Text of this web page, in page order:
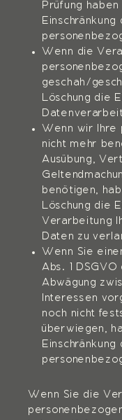
Prüfung
Wenn die
geschah/
Löschung die
Wenn wir Ihre
nicht mehr
Ausübung,
benötigen,
Löschung die
Verarbeitung
Daten zu
Wenn Sie
Abs. 1
Abwägung
Interessen
noch nicht
überwiegen,
Wenn Sie die